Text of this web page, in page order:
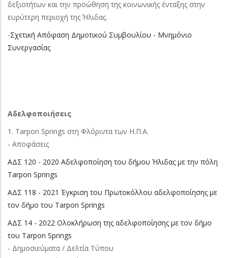
δεξιοτήτων και την προώθηση της κοινωνικής ένταξης στην
ευρύτερη περιοχή της Ήλιδας.
-Σχετική Απόφαση Δημοτικού Συμβουλίου - Μνημόνιο
Συνεργασίας
Αδελφοποιήσεις
1. Tarpon Springs στη Φλόριντα των Η.Π.Α.
- Αποφάσεις
ΑΔΣ 120 - 2020 Αδελφοποίηση του δήμου Ήλιδας με την πόλη
Tarpon Springs
ΑΔΣ 118 - 2021 Έγκριση του Πρωτοκόλλου αδελφοποίησης με
τον δήμο του Tarpon Springs
ΑΔΣ 14 - 2022 Ολοκλήρωση της αδελφοποίησης με τον δήμο
του Tarpon Springs
- Δημοσιεύματα / Δελτία Τύπου